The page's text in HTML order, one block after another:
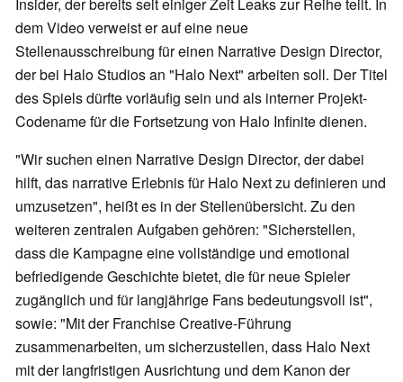
dem Video verweist er auf eine neue
Stellenausschreibung für einen Narrative Design Director,
der bei Halo Studios an "Halo Next" arbeiten soll. Der Titel
des Spiels dürfte vorläufig sein und als interner Projekt-
Codename für die Fortsetzung von Halo Infinite dienen.
"Wir suchen einen Narrative Design Director, der dabei
hilft, das narrative Erlebnis für Halo Next zu definieren und
umzusetzen", heißt es in der Stellenübersicht. Zu den
weiteren zentralen Aufgaben gehören: "Sicherstellen,
dass die Kampagne eine vollständige und emotional
befriedigende Geschichte bietet, die für neue Spieler
zugänglich und für langjährige Fans bedeutungsvoll ist",
sowie: "Mit der Franchise Creative-Führung
zusammenarbeiten, um sicherzustellen, dass Halo Next
mit der langfristigen Ausrichtung und dem Kanon der